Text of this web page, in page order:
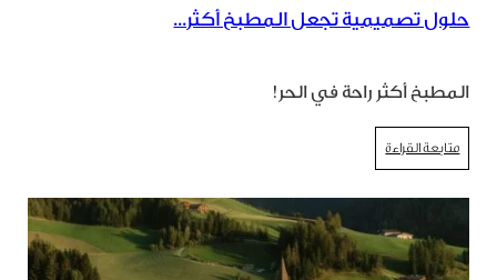
حلول تصميمية تجعل المطبخ أكثر...
المطبخ أكثر راحة في الحر!
متابعة القراءة